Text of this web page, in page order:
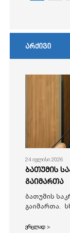
არქივი
24 ივლისი 2026
ბათუმის
გაიმართა
ბათუმის
გაიმართა.
ვრცლად >